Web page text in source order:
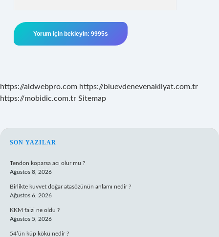
https://aldwebpro.com https://bluevdenevenakliyat.com.tr
https://mobidic.com.tr Sitemap
SIDEBAR
SON YAZILAR
Tendon koparsa acı olur mu ?
Ağustos 8, 2026
Birlikte kuvvet doğar atasözünün anlamı nedir ?
Ağustos 6, 2026
KKM faizi ne oldu ?
Ağustos 5, 2026
54’ün küp kökü nedir ?